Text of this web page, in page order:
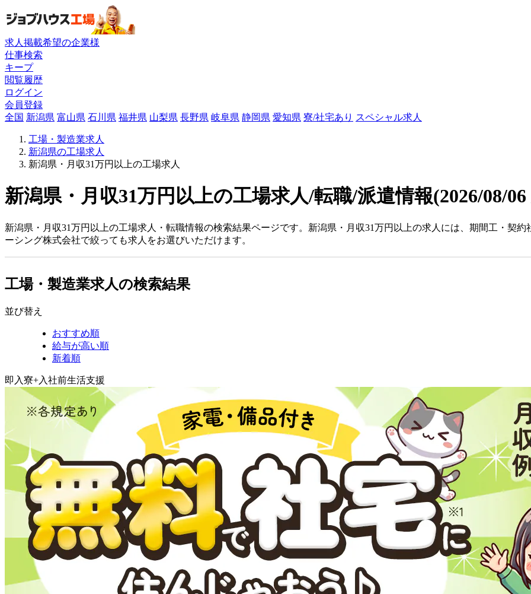
求人掲載希望の企業様
仕事検索
キープ
閲覧履歴
ログイン
会員登録
全国 新潟県 富山県 石川県 福井県 山梨県 長野県 岐阜県 静岡県 愛知県 寮/社宅あり スペシャル求人
工場・製造業求人
新潟県の工場求人
新潟県・月収31万円以上の工場求人
新潟県・月収31万円以上の工場求人/転職/派遣情報(2026/08/
新潟県・月収31万円以上の工場求人・転職情報の検索結果ページです。新潟県・月収31万円以上の求人には、期間工・契
ーシング株式会社で絞っても求人をお選びいただけます。
工場・製造業求人の検索結果
並び替え
おすすめ順
給与が高い順
新着順
即入寮+入社前生活支援